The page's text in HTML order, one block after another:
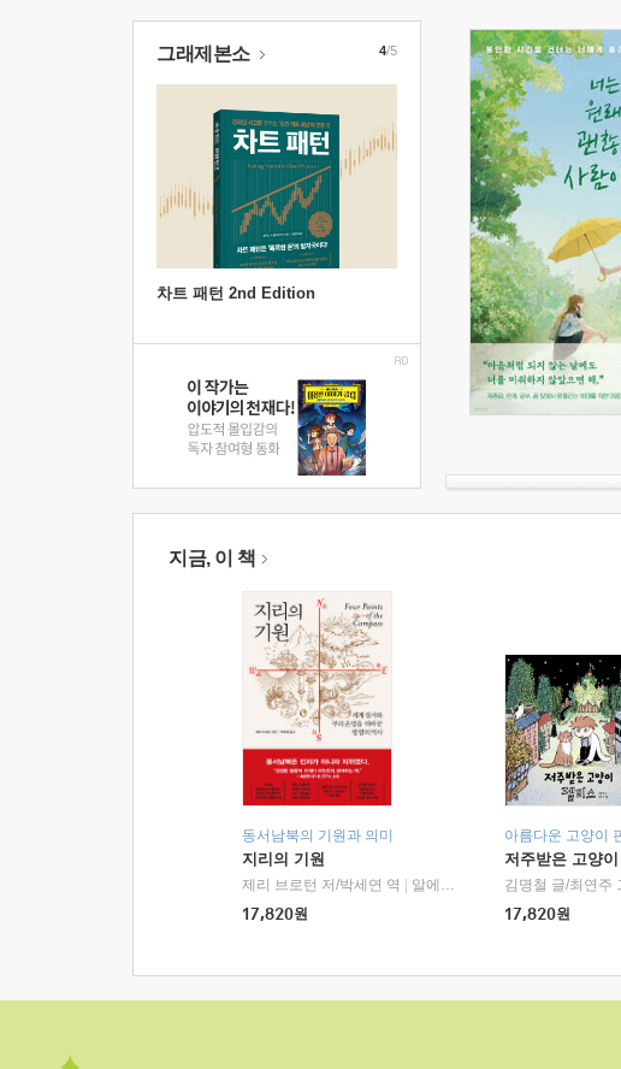
그래제본소
차트 패턴 2nd Edition
4/5
지금, 이 책
동서남북의 기원과 의미
지리의 기원
제리 브로턴 저/박세연 역
알에이치코리아(RHK)
17,820원
아름다운 고양이
저주받은 고양
김명철 글/최연주
17,820원